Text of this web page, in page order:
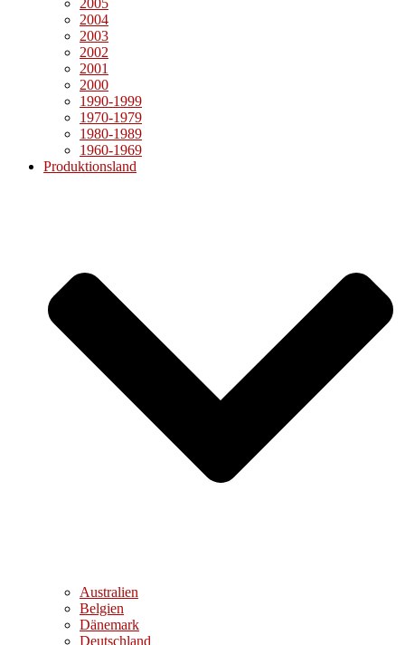
2005
2004
2003
2002
2001
2000
1990-1999
1970-1979
1980-1989
1960-1969
Produktionsland
Australien
Belgien
Dänemark
Deutschland